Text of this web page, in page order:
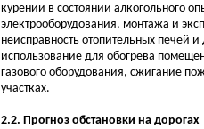
курении в состоянии алкогольного
электрооборудования, монтажа и
неисправность отопительных печей
использование для обогрева
газового оборудования, сжигание
участках.
2.2. Прогноз обстановки на дорогах